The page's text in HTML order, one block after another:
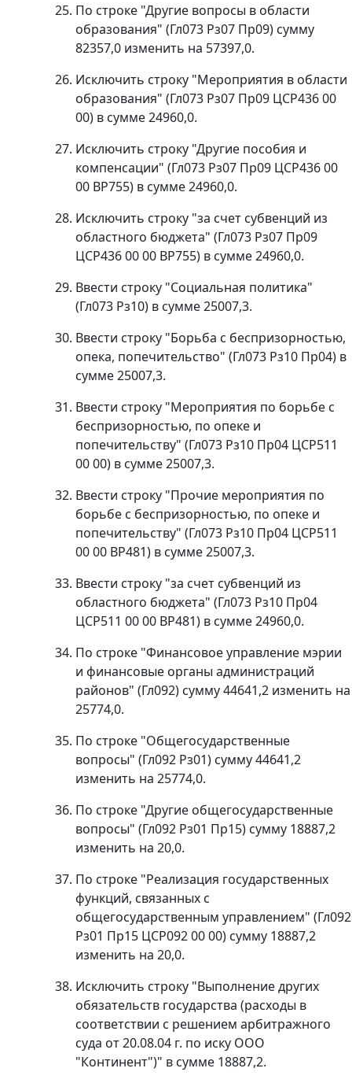
По строке "Другие вопросы в области
образования" (Гл073 Рз07 Пр09) сумму
82357,0 изменить на 57397,0.
Исключить строку "Мероприятия в области
образования" (Гл073 Рз07 Пр09 ЦСР436 00
00) в сумме 24960,0.
Исключить строку "Другие пособия и
компенсации" (Гл073 Рз07 Пр09 ЦСР436 00
00 ВР755) в сумме 24960,0.
Исключить строку "за счет субвенций из
областного бюджета" (Гл073 Рз07 Пр09
ЦСР436 00 00 ВР755) в сумме 24960,0.
Ввести строку "Социальная политика"
(Гл073 Рз10) в сумме 25007,3.
Ввести строку "Борьба с беспризорностью,
опека, попечительство" (Гл073 Рз10 Пр04) в
сумме 25007,3.
Ввести строку "Мероприятия по борьбе с
беспризорностью, по опеке и
попечительству" (Гл073 Рз10 Пр04 ЦСР511
00 00) в сумме 25007,3.
Ввести строку "Прочие мероприятия по
борьбе с беспризорностью, по опеке и
попечительству" (Гл073 Рз10 Пр04 ЦСР511
00 00 ВР481) в сумме 25007,3.
Ввести строку "за счет субвенций из
областного бюджета" (Гл073 Рз10 Пр04
ЦСР511 00 00 ВР481) в сумме 24960,0.
По строке "Финансовое управление мэрии
и финансовые органы администраций
районов" (Гл092) сумму 44641,2 изменить на
25774,0.
По строке "Общегосударственные
вопросы" (Гл092 Рз01) сумму 44641,2
изменить на 25774,0.
По строке "Другие общегосударственные
вопросы" (Гл092 Рз01 Пр15) сумму 18887,2
изменить на 20,0.
По строке "Реализация государственных
функций, связанных с
общегосударственным управлением" (Гл092
Рз01 Пр15 ЦСР092 00 00) сумму 18887,2
изменить на 20,0.
Исключить строку "Выполнение других
обязательств государства (расходы в
соответствии с решением арбитражного
суда от 20.08.04 г. по иску ООО
"Континент")" в сумме 18887,2.